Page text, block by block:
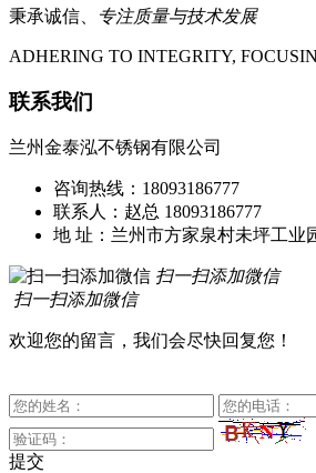
秉承诚信、 专注质量与技术发展
ADHERING TO INTEGRITY,
联系我们
兰州金泰泓不锈钢有限公司
咨询热线：18093186777
联系人：赵总 18093186777
地 址：兰州市方家泉村未坪工业
扫一扫添加微信
扫一扫添加微信
欢迎您的留言，我们会尽快回复您！
提交